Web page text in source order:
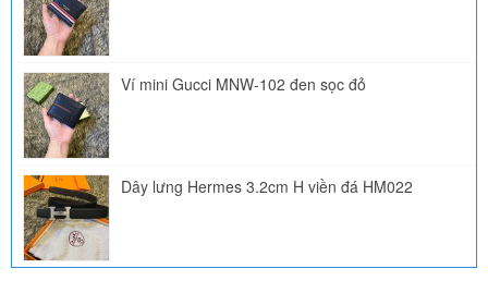
Ví mini Gucci MNW-102 đen sọc đỏ
Dây lưng Hermes 3.2cm H viền đá HM022